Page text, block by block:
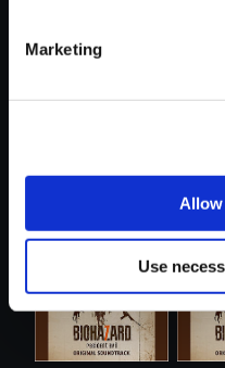
Marketing
Use